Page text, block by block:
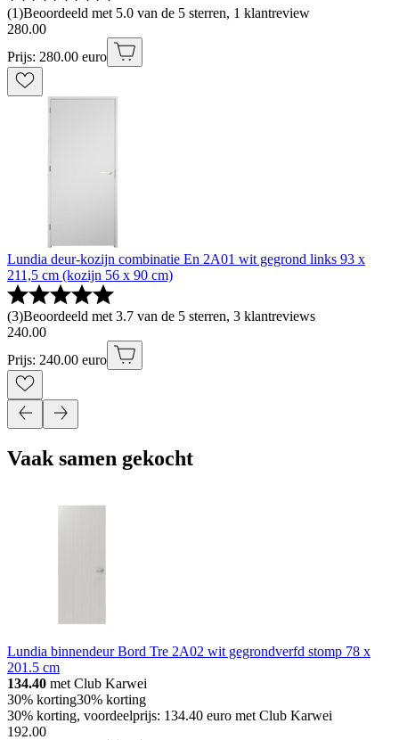
(1)Beoordeeld met 5.0 van de 5 sterren, 1 klantreview
280.00
Prijs: 280.00 euro
Lundia deur-kozijn combinatie En 2A01 wit gegrond links 93 x
211,5 cm (kozijn 56 x 90 cm)
(3)Beoordeeld met 3.7 van de 5 sterren, 3 klantreviews
240.00
Prijs: 240.00 euro
Vaak samen gekocht
Lundia binnendeur Bord Tre 2A02 wit gegrondverfd stomp 78 x
201.5 cm
134.40 met Club Karwei
30% korting30% korting
30% korting, voordeelprijs: 134.40 euro met Club Karwei
192.00